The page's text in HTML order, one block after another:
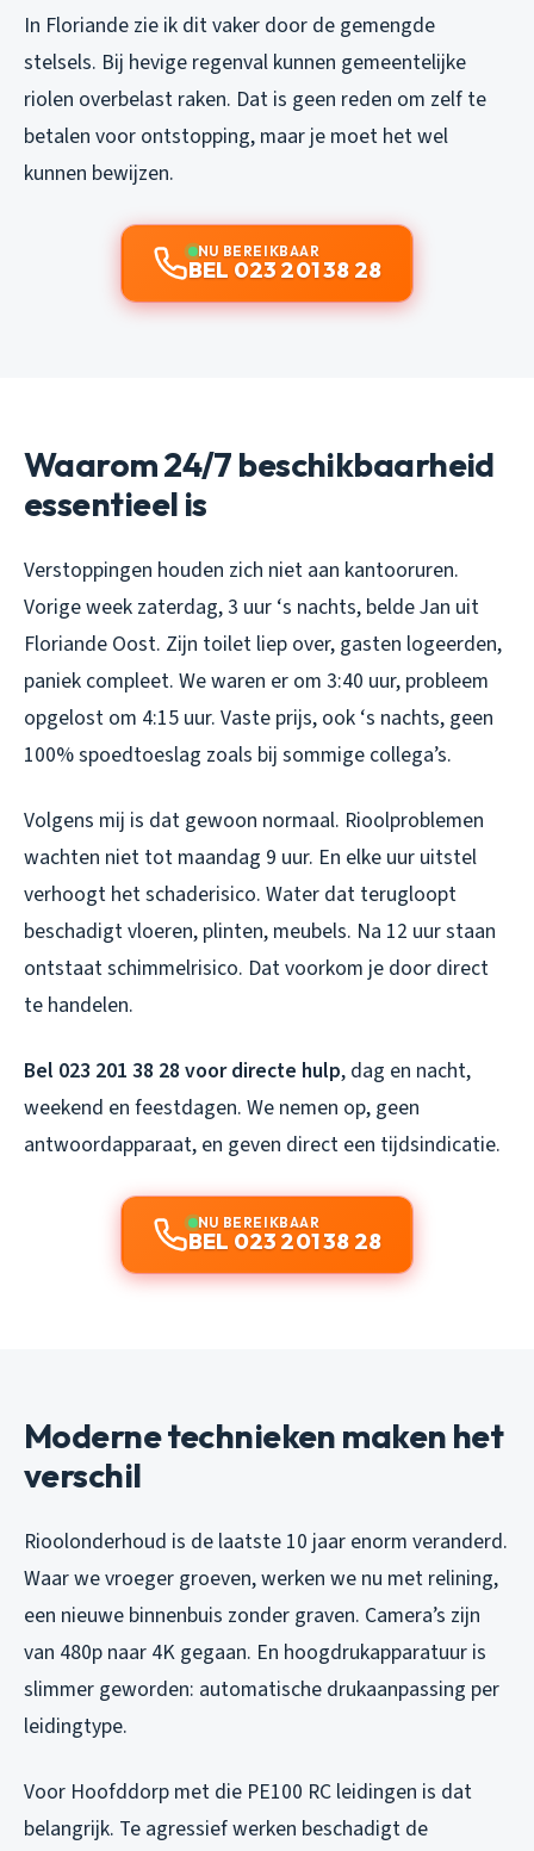
In Floriande zie ik dit vaker door de gemengde
stelsels. Bij hevige regenval kunnen gemeentelijke
riolen overbelast raken. Dat is geen reden om zelf te
betalen voor ontstopping, maar je moet het wel
kunnen bewijzen.
NU BEREIKBAAR
BEL 023 201 38 28
Waarom 24/7 beschikbaarheid
essentieel is
Verstoppingen houden zich niet aan kantooruren.
Vorige week zaterdag, 3 uur ‘s nachts, belde Jan uit
Floriande Oost. Zijn toilet liep over, gasten logeerden,
paniek compleet. We waren er om 3:40 uur, probleem
opgelost om 4:15 uur. Vaste prijs, ook ‘s nachts, geen
100% spoedtoeslag zoals bij sommige collega’s.
Volgens mij is dat gewoon normaal. Rioolproblemen
wachten niet tot maandag 9 uur. En elke uur uitstel
verhoogt het schaderisico. Water dat terugloopt
beschadigt vloeren, plinten, meubels. Na 12 uur staan
ontstaat schimmelrisico. Dat voorkom je door direct
te handelen.
Bel 023 201 38 28 voor directe hulp, dag en nacht,
weekend en feestdagen. We nemen op, geen
antwoordapparaat, en geven direct een tijdsindicatie.
NU BEREIKBAAR
BEL 023 201 38 28
Moderne technieken maken het
verschil
Rioolonderhoud is de laatste 10 jaar enorm veranderd.
Waar we vroeger groeven, werken we nu met relining,
een nieuwe binnenbuis zonder graven. Camera’s zijn
van 480p naar 4K gegaan. En hoogdrukapparatuur is
slimmer geworden: automatische drukaanpassing per
leidingtype.
Voor Hoofddorp met die PE100 RC leidingen is dat
belangrijk. Te agressief werken beschadigt de